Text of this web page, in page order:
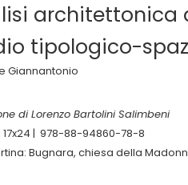
architettonica
tipologico-
Giannantonio
di Lorenzo Bartolini Salimbeni
17x24 | 978-88-94860-78-8
Bugnara, chiesa della